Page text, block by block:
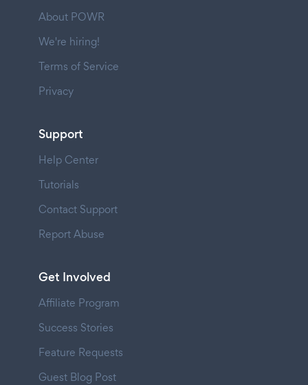
About POWR
We're hiring!
Terms of Service
Privacy
Support
Help Center
Tutorials
Contact Support
Report Abuse
Get Involved
Affiliate Program
Success Stories
Feature Requests
Guest Blog Post